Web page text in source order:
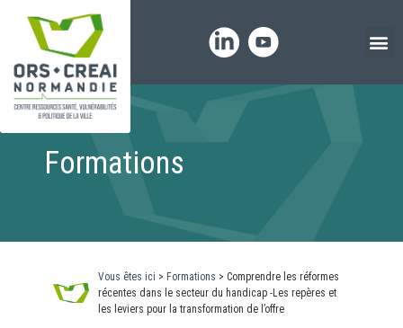
Formations
Vous êtes ici > Formations > Comprendre les réformes
récentes dans le secteur du handicap -Les repères et
les leviers pour la transformation de l’offre
Panneau de gestion des cookies